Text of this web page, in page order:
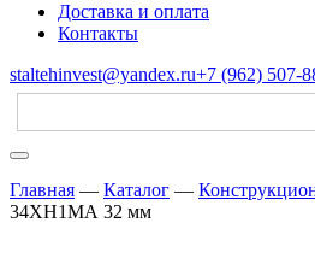
Доставка и оплата
Контакты
staltehinvest@yandex.ru+7 (962) 507-
Главная — Каталог —
34ХН1МА 32 мм